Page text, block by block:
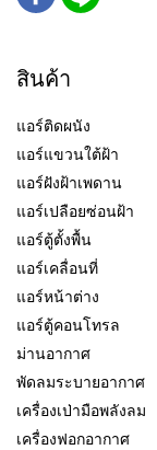
สินค้า
แอร์ติดผนัง
แอร์แขวนใต้ฝ้า
แอร์ฝังฝ้าเพดาน
แอร์เปลือยซ่อนฝ้า
แอร์ตู้ตั้งพื้น
แอร์เคลื่อนที่
แอร์หน้าต่าง
แอร์ตู้คอนโทรล
ม่านอากาศ
พัดลมระบายอากาศ
เครื่องเป่ามือพลังลม
เครื่องฟอกอากาศ